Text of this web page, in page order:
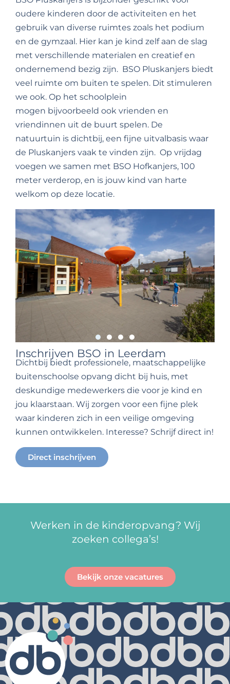
oudere kinderen door de activiteiten en het
gebruik van diverse ruimtes zoals het podium
en de gymzaal. Hier kan je kind zelf aan de slag
met verschillende materialen en creatief en
ondernemend bezig zijn. BSO Pluskanjers biedt
veel ruimte om buiten te spelen. Dit stimuleren
we ook. Op het schoolplein
mogen bijvoorbeeld ook vrienden en
vriendinnen uit de buurt spelen. De
natuurtuin is dichtbij, een fijne uitvalbasis waar
de Pluskanjers vaak te vinden zijn. Op vrijdag
voegen we samen met BSO Hofkanjers, 100
meter verderop, en is jouw kind van harte
welkom op deze locatie.
Inschrijven BSO in Leerdam
Dichtbij biedt professionele, maatschappelijke
buitenschoolse opvang dicht bij huis, met
deskundige medewerkers die voor je kind en
jou klaarstaan. Wij zorgen voor een fijne plek
waar kinderen zich in een veilige omgeving
kunnen ontwikkelen. Interesse? Schrijf direct in!
Direct inschrijven
Werken in de kinderopvang? Wij
zoeken collega’s!
Bekijk onze vacatures